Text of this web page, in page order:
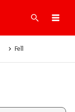
Suche
Fell